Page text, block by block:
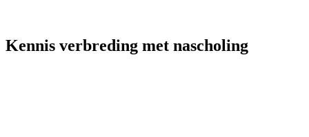
Kennis verbreding met nascholing